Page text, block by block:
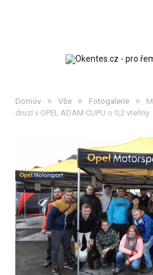
Domov » Vše » Fotogalerie »
druzí v OPEL ADAM CUPU o 0,2 vteřiny